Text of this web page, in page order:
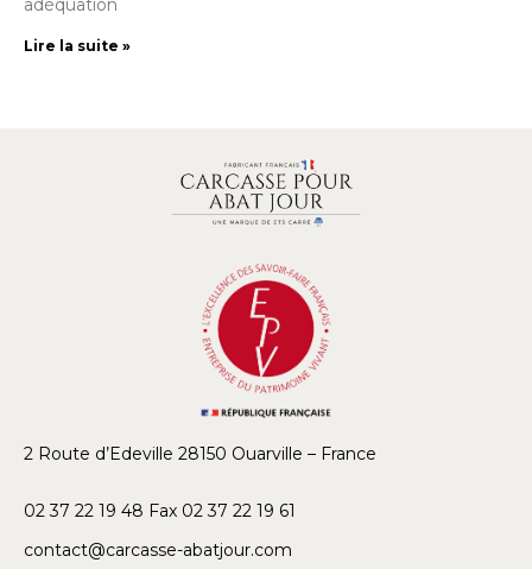
adéquation
Lire la suite »
2 Route d’Edeville 28150 Ouarville – France
02 37 22 19 48 Fax 02 37 22 19 61
contact@carcasse-abatjour.com